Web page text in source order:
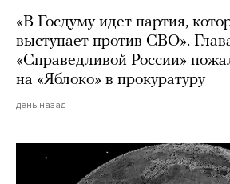
«В Госдуму идет партия,
выступает против СВО».
«Справедливой России»
на «Яблоко» в прокуратуру
день назад